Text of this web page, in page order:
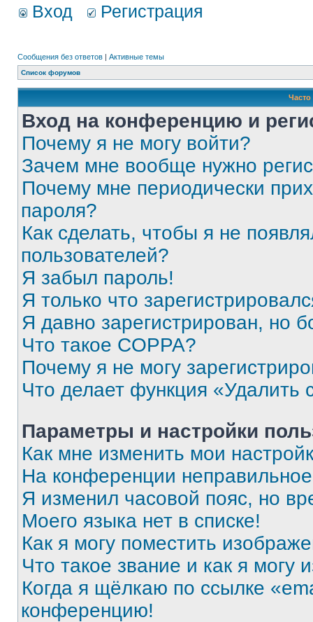
Вход Регистрация
Сообщения без ответов | Активные темы
Список форумов
Вход на конференцию и
Почему я не могу войти?
Зачем мне вообще нужно
Почему мне периодически
пароля?
Как сделать, чтобы я не
пользователей?
Я забыл пароль!
Я только что
Я давно зарегистрирован, но
Что такое COPPA?
Почему я не могу
Что делает функция «Удалить
Параметры и настройки
Как мне изменить мои
На конференции
Я изменил часовой пояс, но
Моего языка нет в списке!
Как я могу поместить
Что такое звание и как я могу
Когда я щёлкаю по ссылке
конференцию!